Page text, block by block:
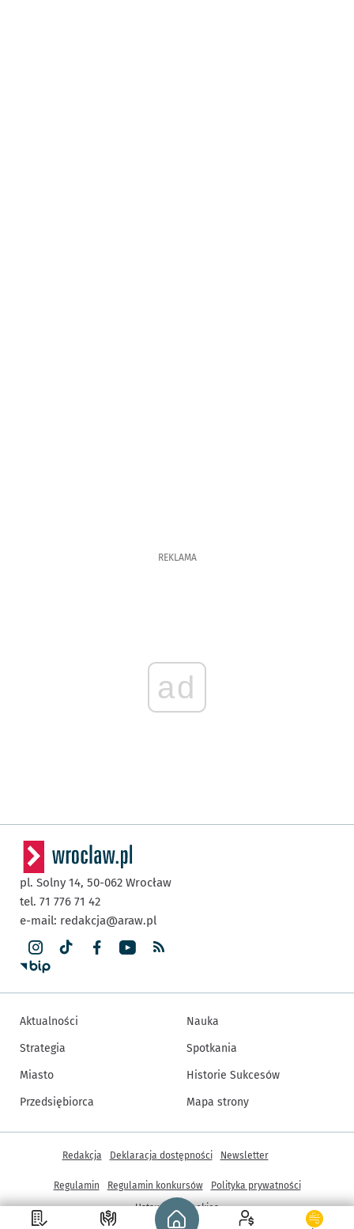
REKLAMA
ad
Strona główna - wroclaw.pl
pl. Solny 14, 50-062 Wrocław
tel. 71 776 71 42
e-mail: redakcja@araw.pl
Aktualności
Strategia
Miasto
Przedsiębiorca
Nauka
Spotkania
Historie Sukcesów
Mapa strony
Inne informacje
Redakcja Deklaracja dostępności Newsletter
Regulamin Regulamin konkursów
Polityka prywatności
Ustawienia cookies